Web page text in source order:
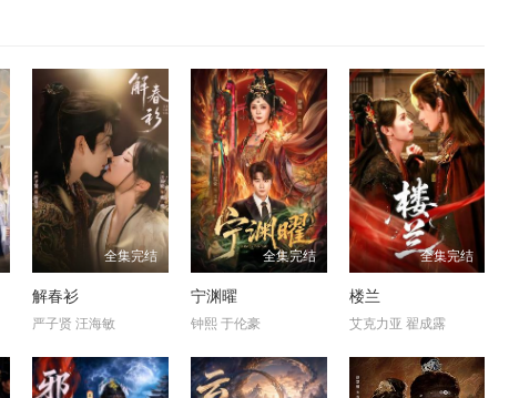
全集完结
解春衫
严子贤 汪海敏
全集完结
宁渊曜
钟熙 于伦豪
全集完结
楼兰
艾克力亚 翟成露